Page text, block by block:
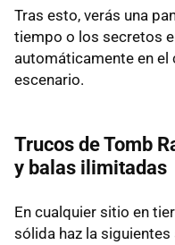
Tras esto, verás una
tiempo o los secretos
automáticamente en
escenario.
Trucos de Tomb
y balas ilimitadas
En cualquier sitio en
sólida haz la